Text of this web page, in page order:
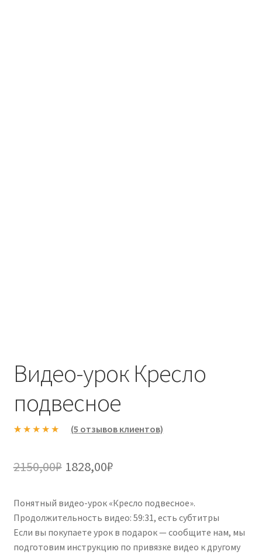
Видео-урок Кресло
подвесное
основе
пользовател
ей
(5 отзывов клиентов)
2150,00₽ Первоначальная
составляла
2150,00₽.
1828,00₽Текущая
1828,00₽.
Понятный видео-урок «Кресло подвесное».
Продолжительность видео: 59:31, есть субтитры
Если вы покупаете урок в подарок — сообщите нам, мы
подготовим инструкцию по привязке видео к другому